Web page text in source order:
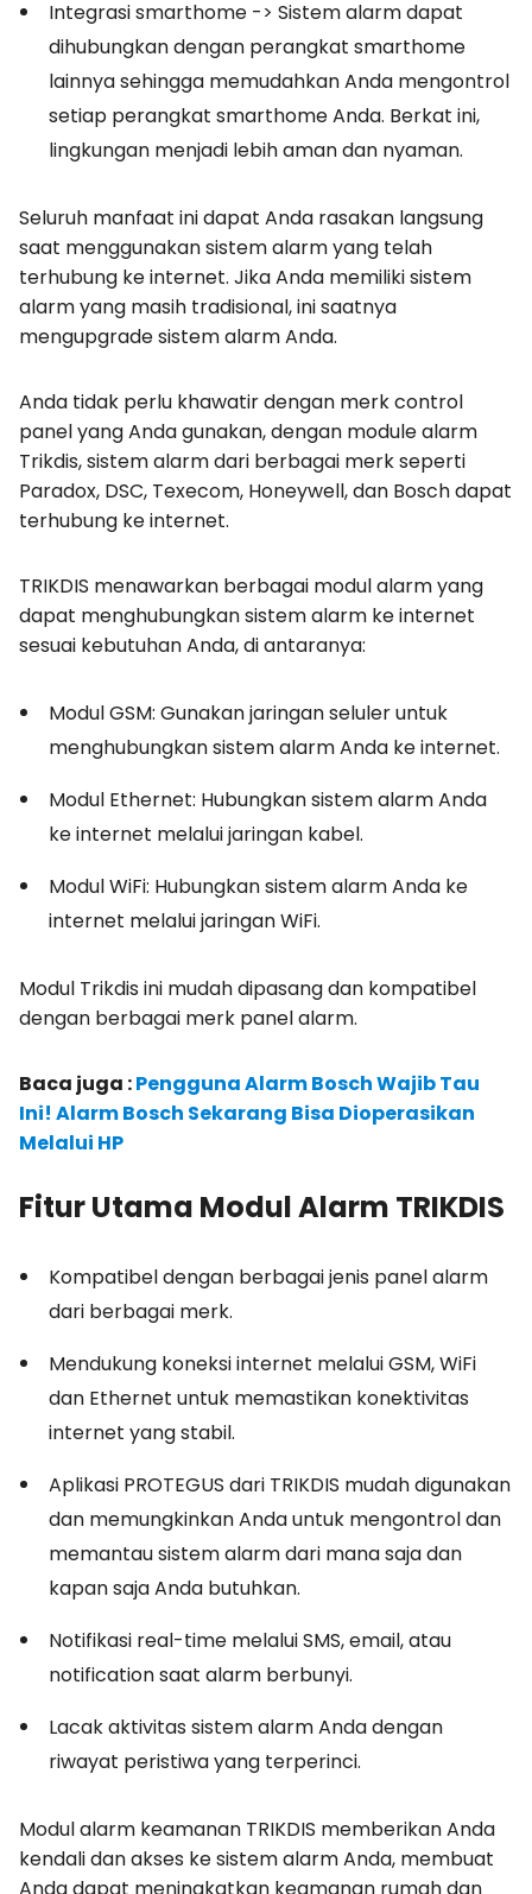
Integrasi smarthome -> Sistem alarm dapat
dihubungkan dengan perangkat smarthome
lainnya sehingga memudahkan Anda mengontrol
setiap perangkat smarthome Anda. Berkat ini,
lingkungan menjadi lebih aman dan nyaman.
Seluruh manfaat ini dapat Anda rasakan langsung
saat menggunakan sistem alarm yang telah
terhubung ke internet. Jika Anda memiliki sistem
alarm yang masih tradisional, ini saatnya
mengupgrade sistem alarm Anda.
Anda tidak perlu khawatir dengan merk control
panel yang Anda gunakan, dengan module alarm
Trikdis, sistem alarm dari berbagai merk seperti
Paradox, DSC, Texecom, Honeywell, dan Bosch dapat
terhubung ke internet.
TRIKDIS menawarkan berbagai modul alarm yang
dapat menghubungkan sistem alarm ke internet
sesuai kebutuhan Anda, di antaranya:
Modul GSM: Gunakan jaringan seluler untuk
menghubungkan sistem alarm Anda ke internet.
Modul Ethernet: Hubungkan sistem alarm Anda
ke internet melalui jaringan kabel.
Modul WiFi: Hubungkan sistem alarm Anda ke
internet melalui jaringan WiFi.
Modul Trikdis ini mudah dipasang dan kompatibel
dengan berbagai merk panel alarm.
Baca juga :Pengguna Alarm Bosch Wajib Tau
Ini! Alarm Bosch Sekarang Bisa Dioperasikan
Melalui HP
Fitur Utama Modul Alarm TRIKDIS
Kompatibel dengan berbagai jenis panel alarm
dari berbagai merk.
Mendukung koneksi internet melalui GSM, WiFi
dan Ethernet untuk memastikan konektivitas
internet yang stabil.
Aplikasi PROTEGUS dari TRIKDIS mudah digunakan
dan memungkinkan Anda untuk mengontrol dan
memantau sistem alarm dari mana saja dan
kapan saja Anda butuhkan.
Notifikasi real-time melalui SMS, email, atau
notification saat alarm berbunyi.
Lacak aktivitas sistem alarm Anda dengan
riwayat peristiwa yang terperinci.
Modul alarm keamanan TRIKDIS memberikan Anda
kendali dan akses ke sistem alarm Anda, membuat